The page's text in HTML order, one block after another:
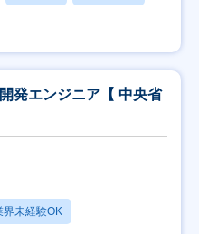
発エンジニア【 中央省
界未経験OK